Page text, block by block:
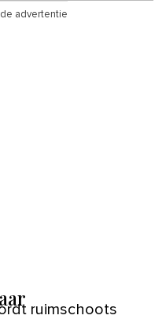
advertentie